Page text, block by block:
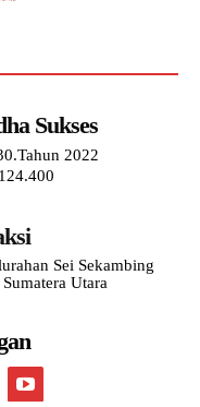
Sukses
2022
Sei Sekambing
Utara